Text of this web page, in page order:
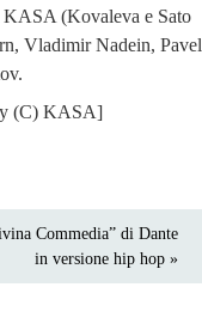
(Kovaleva e Sato
Vladimir Nadein, Pavel
(C) KASA]
Commedia” di Dante
in versione hip hop »